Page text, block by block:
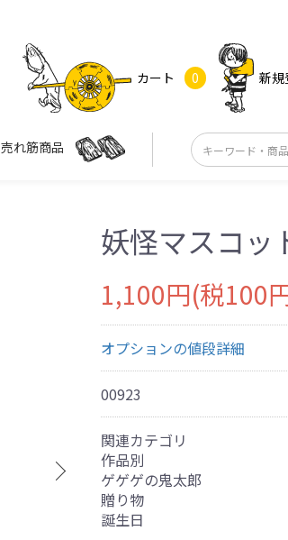
カート 0 新規
売れ筋商品
妖怪マスコッ
1,100円(税100
オプションの値段詳細
00923
関連カテゴリ
作品別
ゲゲゲの鬼太郎
贈り物
誕生日